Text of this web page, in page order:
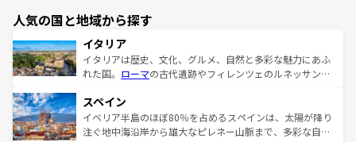
人気の国と地域から探す
イタリア
イタリアは歴史、文化、グルメ、自然と多彩な魅力にあふ
れた国。 ローマの古代遺跡やフィレンツェのルネッサンス
ろん、トスカーナの美しい田園風景やアマルフィ海岸の絶
景など、自然景観も見逃せない。観光の合間には、本場の
ピザやパスタなど、絶品のイタリア料理を堪能することも
スペイン
イベリア半島のほぼ80％を占めるスペインは、太陽が降り
注ぐ地中海沿岸から雄大なピレネー山脈まで、多彩な自然